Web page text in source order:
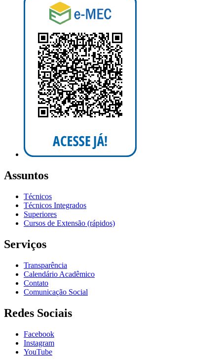
Assuntos
Técnicos
Técnicos Integrados
Superiores
Cursos de Extensão (rápidos)
Serviços
Transparência
Calendário Acadêmico
Contato
Comunicação Social
Redes Sociais
Facebook
Instagram
YouTube